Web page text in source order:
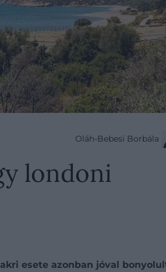
Oláh-Bebesi Borbála
londoni
esete azonban jóval